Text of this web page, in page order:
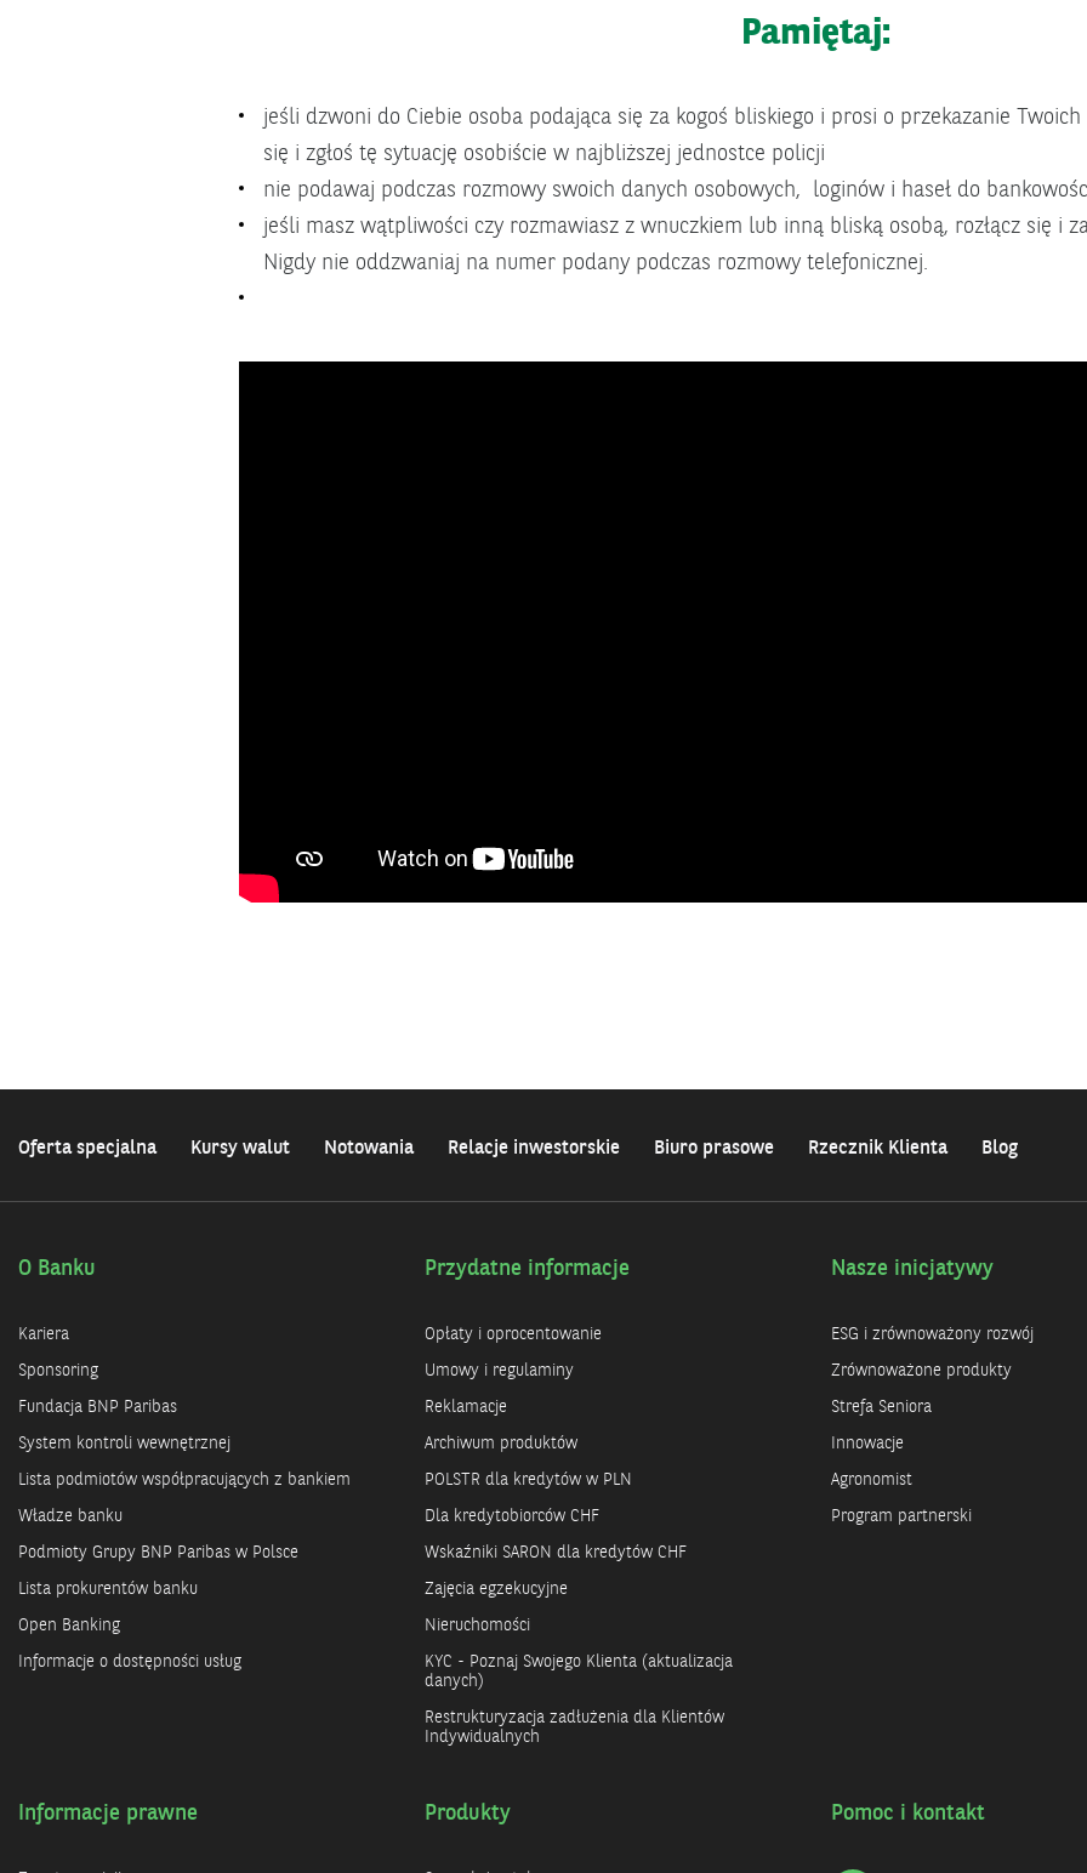
Pamiętaj:
jeśli dzwoni do Ciebie osoba podająca się za kogoś bliskiego i prosi o przekazanie Twoich
się i zgłoś tę sytuację osobiście w najbliższej jednostce policji
nie podawaj podczas rozmowy swoich danych osobowych, loginów i haseł do
jeśli masz wątpliwości czy rozmawiasz z wnuczkiem lub inną bliską osobą, rozłącz się i
Nigdy nie oddzwaniaj na numer podany podczas rozmowy telefonicznej.
Oferta specjalna Kursy walut Notowania Relacje inwestorskie Biuro prasowe Rzecznik Klienta Blog
O Banku
Kariera
Sponsoring
Fundacja BNP Paribas
System kontroli wewnętrznej
Lista podmiotów współpracujących z bankiem
Władze banku
Podmioty Grupy BNP Paribas w Polsce
Lista prokurentów banku
Open Banking
Informacje o dostępności usług
Przydatne informacje
Opłaty i oprocentowanie
Umowy i regulaminy
Reklamacje
Archiwum produktów
POLSTR dla kredytów w PLN
Dla kredytobiorców CHF
Wskaźniki SARON dla kredytów CHF
Zajęcia egzekucyjne
Nieruchomości
KYC - Poznaj Swojego Klienta (aktualizacja
danych)
Restrukturyzacja zadłużenia dla Klientów
Indywidualnych
Nasze inicjatywy
ESG i zrównoważony rozwój
Zrównoważone produkty
Strefa Seniora
Innowacje
Agronomist
Program partnerski
Informacje prawne Produkty Pomoc i kontakt